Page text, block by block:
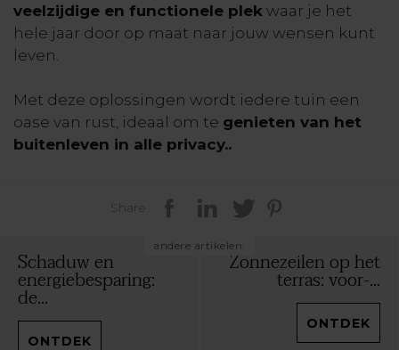
veelzijdige en functionele plek waar je het
hele jaar door op maat naar jouw wensen kunt
leven.
Met deze oplossingen wordt iedere tuin een
oase van rust, ideaal om te genieten van het
buitenleven in alle privacy..
Share
andere artikelen:
Schaduw en
energiebesparing:
de...
ONTDEK
Zonnezeilen op het
terras: voor-...
ONTDEK